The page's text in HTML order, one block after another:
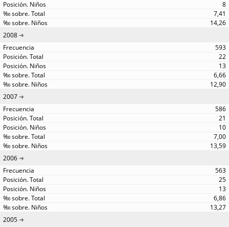
8
7,41
14,26
2008
593
22
13
6,66
12,90
2007
586
21
10
7,00
13,59
2006
563
25
13
6,86
13,27
2005